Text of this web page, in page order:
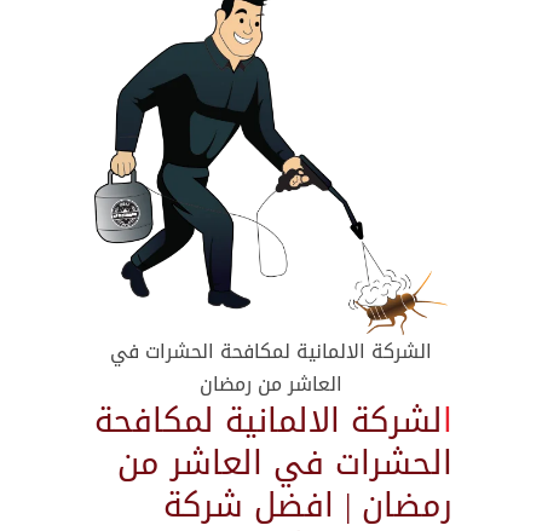
الشركة الالمانية لمكافحة الحشرات في
العاشر من رمضان
الشركة الالمانية لمكافحة
الحشرات في العاشر من
رمضان | افضل شركة